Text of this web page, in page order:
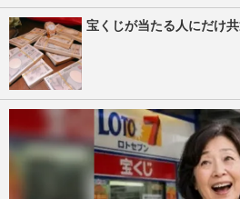
宝くじが当たる人にだけ